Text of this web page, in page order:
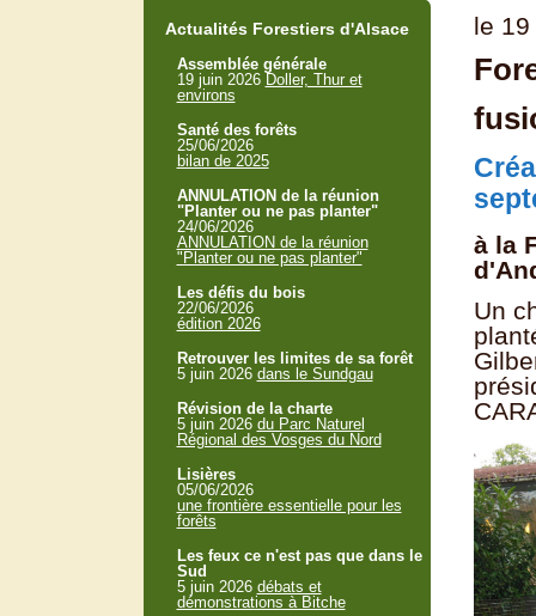
le
à la
Un
Actualités Forestiers d'Alsace
Assemblée générale
19 juin 2026 Doller, Thur et
environs
Santé des forêts
25/06/2026
bilan de 2025
ANNULATION de la réunion
"Planter ou ne pas planter"
24/06/2026
ANNULATION de la réunion
"Planter ou ne pas planter"
Les défis du bois
22/06/2026
édition 2026
Retrouver les limites de sa forêt
5 juin 2026 dans le Sundgau
Révision de la charte
5 juin 2026 du Parc Naturel
Régional des Vosges du Nord
Lisières
05/06/2026
une frontière essentielle pour les
forêts
Les feux ce n'est pas que dans le
Sud
5 juin 2026 débats et
démonstrations à Bitche